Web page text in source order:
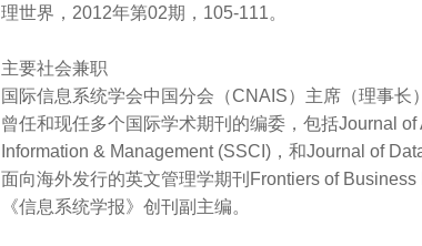
理世界，2012年第02期，105-111。
主要社会兼职
国际信息系统学会中国分会（CNAIS）主席（理事长
曾任和现任多个国际学术期刊的编委，包括Journal
Information & Management (SSCI)，和Journal of
面向海外发行的英文管理学期刊Frontiers of
《信息系统学报》创刊副主编。